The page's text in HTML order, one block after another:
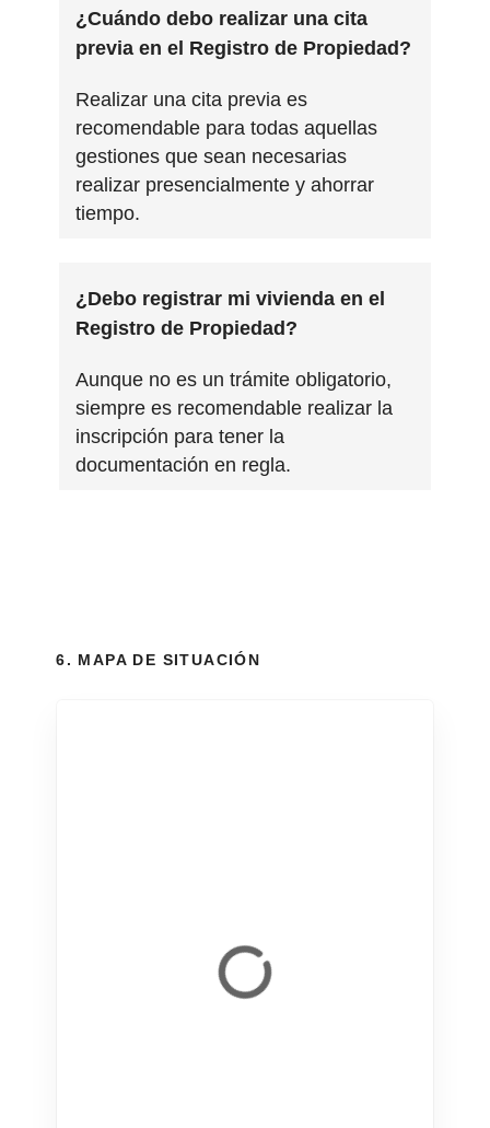
¿Cuándo debo realizar una cita
previa en el Registro de Propiedad?
Realizar una cita previa es
recomendable para todas aquellas
gestiones que sean necesarias
realizar presencialmente y ahorrar
tiempo.
¿Debo registrar mi vivienda en el
Registro de Propiedad?
Aunque no es un trámite obligatorio,
siempre es recomendable realizar la
inscripción para tener la
documentación en regla.
6. MAPA DE SITUACIÓN